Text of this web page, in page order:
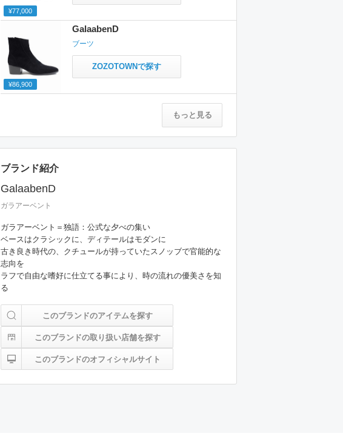
¥77,000
¥86,900
GalaabenD
ブーツ
ZOZOTOWNで探す
もっと見る
ブランド紹介
GalaabenD
ガラアーベント
ガラアーベント＝独語：公式な夕べの集い
ベースはクラシックに、ディテールはモダンに
古き良き時代の、クチュールが持っていたスノッブで官能的な
志向を
ラフで自由な嗜好に仕立てる事により、時の流れの優美さを知
る
このブランドのアイテムを探す
このブランドの取り扱い店舗を探す
このブランドのオフィシャルサイト